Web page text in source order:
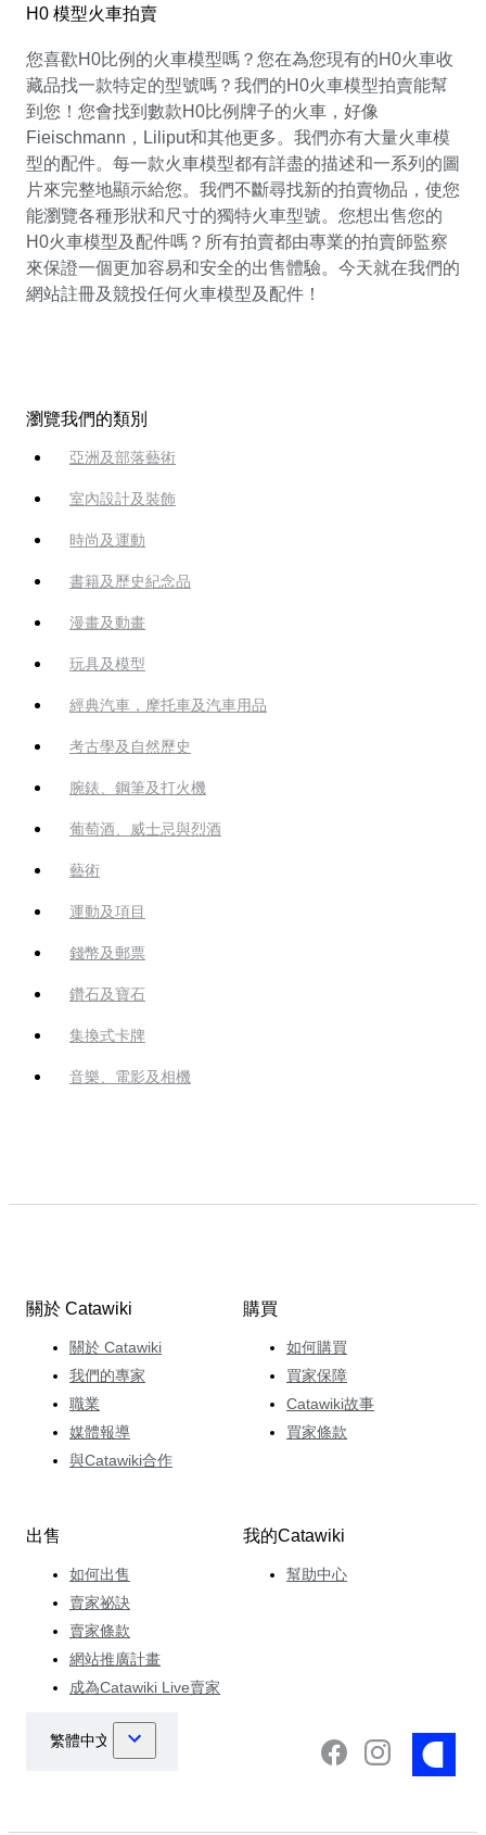
H0 模型火車拍賣
您喜歡H0比例的火車模型嗎？您在為您現有的H0火車收
藏品找一款特定的型號嗎？我們的H0火車模型拍賣能幫
到您！您會找到數款H0比例牌子的火車，好像
Fieischmann，Liliput和其他更多。我們亦有大量火車模
型的配件。每一款火車模型都有詳盡的描述和一系列的圖
片來完整地顯示給您。我們不斷尋找新的拍賣物品，使您
能瀏覽各種形狀和尺寸的獨特火車型號。您想出售您的
H0火車模型及配件嗎？所有拍賣都由專業的拍賣師監察
來保證一個更加容易和安全的出售體驗。今天就在我們的
網站註冊及競投任何火車模型及配件！
瀏覽我們的類別
亞洲及部落藝術
室內設計及裝飾
時尚及運動
書籍及歷史紀念品
漫畫及動畫
玩具及模型
經典汽車，摩托車及汽車用品
考古學及自然歷史
腕錶、鋼筆及打火機
葡萄酒、威士忌與烈酒
藝術
運動及項目
錢幣及郵票
鑽石及寶石
集換式卡牌
音樂、電影及相機
關於 Catawiki
關於 Catawiki
我們的專家
職業
媒體報導
與Catawiki合作
購買
如何購買
買家保障
Catawiki故事
買家條款
出售
如何出售
賣家祕訣
賣家條款
網站推廣計畫
成為Catawiki Live賣家
我的Catawiki
幫助中心